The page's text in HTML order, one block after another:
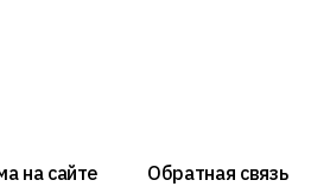
на сайте Обратная связь